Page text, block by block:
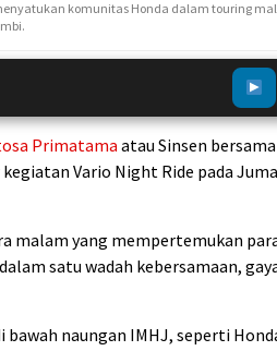
komunitas Honda dalam touring
Primatamaatau Sinsen bersama
Vario Night Ride pada
malam yang mempertemukan
satu wadah kebersamaan,
naungan IMHJ, seperti